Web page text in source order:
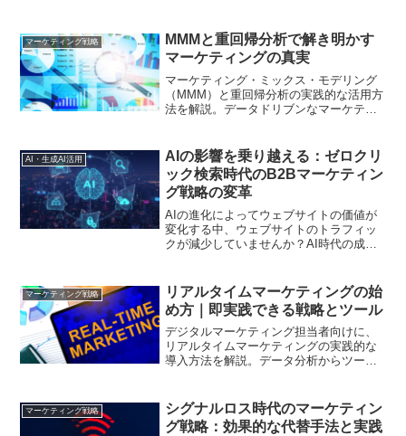
承認履歴を資産化。AIは審査員ではなく
論点抽出と抜け漏れ検知の補助に置き、
案件タイプ別に検品の深さを分岐して再
現性と待ち時間削減を両立します
マーケティング戦略
MMMと重回帰分析で解き明かす
マーケティングの真実
マーケティング・ミックス・モデリング
（MMM）と重回帰分析の実践的な活用方
法を解説。データドリブンなマーケティ
AI・生成AI活用
AIの影響を乗り越える：ゼロクリ
ック検索時代のB2Bマーケティン
グ戦略の変革
AIの進化によってウェブサイトの価値が
変化する中、ウェブサイトのトラフィッ
クが減少していませんか？AI時代の成長
う
マーケティング戦略
リアルタイムマーケティングの始
め方｜即実践できる戦略とツール
デジタルマーケティング担当者向けに、
リアルタイムマーケティングの実践的な
導入方法を解説。データ分析からツール
マーケティング戦略
シグナルロス時代のマーケティン
グ戦略：効果的な代替手法と実践